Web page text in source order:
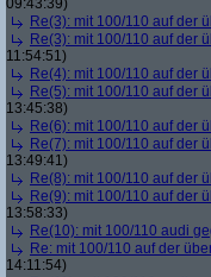
09:43:39)
Re(3): mit 100/110 auf der
Re(3): mit 100/110 auf der
11:54:51)
Re(4): mit 100/110 auf der
Re(5): mit 100/110 auf der
13:45:38)
Re(6): mit 100/110 auf der
Re(7): mit 100/110 auf der
13:49:41)
Re(8): mit 100/110 auf der
Re(9): mit 100/110 auf der
13:58:33)
Re(10): mit 100/110 audi
Re: mit 100/110 auf der
14:11:54)